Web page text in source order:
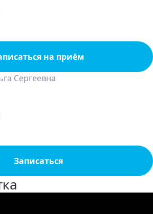
на приём
Записаться